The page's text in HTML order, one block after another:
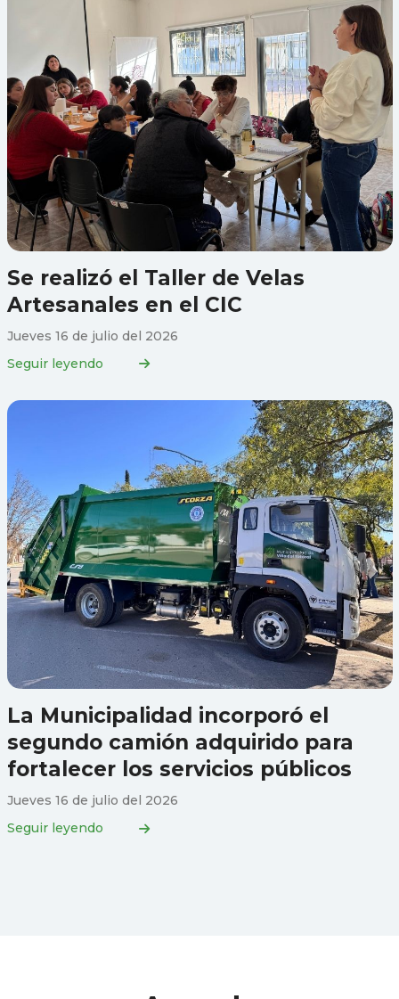
Se realizó el Taller de Velas
Artesanales en el CIC
Jueves 16 de julio del 2026
Seguir leyendo
La Municipalidad incorporó el
segundo camión adquirido para
fortalecer los servicios públicos
Jueves 16 de julio del 2026
Seguir leyendo